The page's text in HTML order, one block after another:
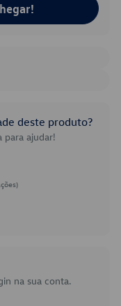
deste produto?
para ajudar!
na sua conta.